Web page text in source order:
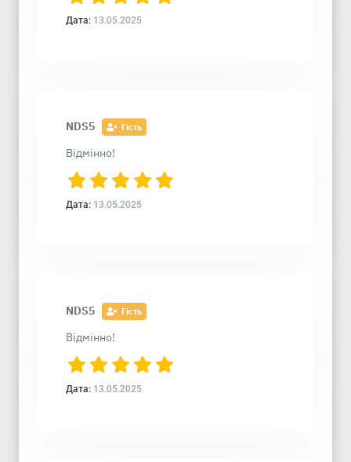
Дата: 13.05.2025
NDS5 Гість
Відмінно!
Дата: 13.05.2025
NDS5 Гість
Відмінно!
Дата: 13.05.2025